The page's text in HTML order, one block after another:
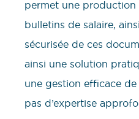
permet une production
bulletins de salaire,
sécurisée de ces
ainsi une solution
une gestion efficace
pas d’expertise